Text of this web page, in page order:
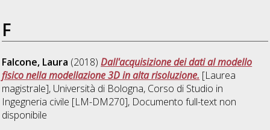
F
Falcone, Laura (2018)Dall'acquisizione dei dati al modello
fisico nella modellazione 3D in alta risoluzione. [Laurea
magistrale], Università di Bologna, Corso di Studio in
Ingegneria civile [LM-DM270], Documento full-text non
disponibile